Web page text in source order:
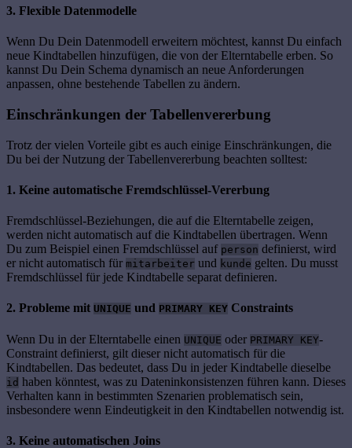
3. Flexible Datenmodelle
Wenn Du Dein Datenmodell erweitern möchtest, kannst Du einfach
neue Kindtabellen hinzufügen, die von der Elterntabelle erben. So
kannst Du Dein Schema dynamisch an neue Anforderungen
anpassen, ohne bestehende Tabellen zu ändern.
Einschränkungen der Tabellenvererbung
Trotz der vielen Vorteile gibt es auch einige Einschränkungen, die
Du bei der Nutzung der Tabellenvererbung beachten solltest:
1. Keine automatische Fremdschlüssel-Vererbung
Fremdschlüssel-Beziehungen, die auf die Elterntabelle zeigen,
werden nicht automatisch auf die Kindtabellen übertragen. Wenn
Du zum Beispiel einen Fremdschlüssel auf person definierst, wird
er nicht automatisch für mitarbeiter und kunde gelten. Du musst
Fremdschlüssel für jede Kindtabelle separat definieren.
2. Probleme mit UNIQUE und PRIMARY KEY Constraints
Wenn Du in der Elterntabelle einen UNIQUE oder PRIMARY KEY-
Constraint definierst, gilt dieser nicht automatisch für die
Kindtabellen. Das bedeutet, dass Du in jeder Kindtabelle dieselbe
id haben könntest, was zu Dateninkonsistenzen führen kann. Dieses
Verhalten kann in bestimmten Szenarien problematisch sein,
insbesondere wenn Eindeutigkeit in den Kindtabellen notwendig ist.
3. Keine automatischen Joins